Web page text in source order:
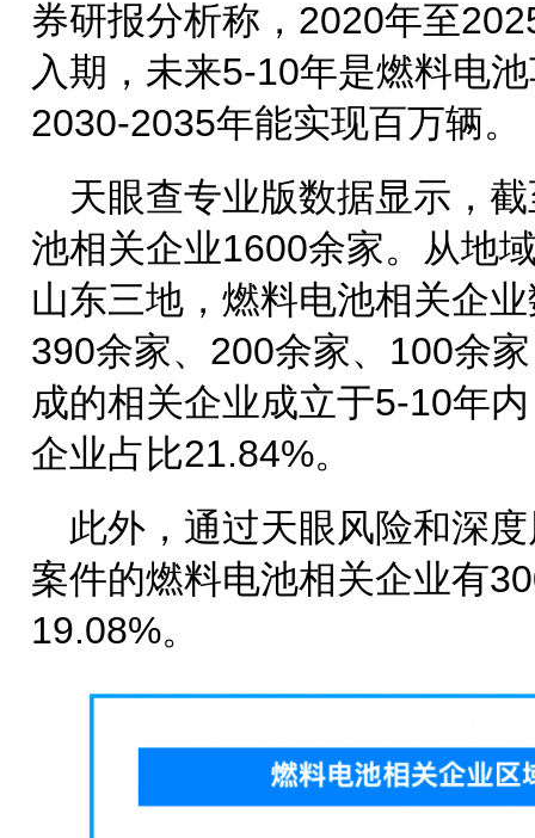
券研报分析称，2020年至
入期，未来5-10年是燃料电
2030-2035年能实现百万辆。
天眼查专业版数据显示，
池相关企业1600余家。从地
山东三地，燃料电池相关企
390余家、200余家、100余
成的相关企业成立于5-10年
企业占比21.84%。
此外，通过天眼风险和深
案件的燃料电池相关企业有
19.08%。